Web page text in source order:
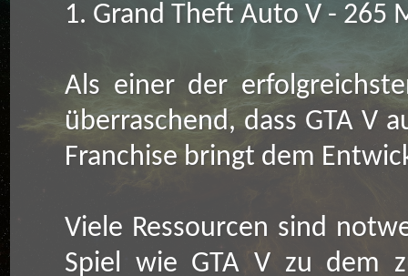
1. Grand Theft Auto V - 265
Als einer der
überraschend, dass GTA V
Franchise bringt dem
Viele Ressourcen sind
Spiel wie GTA V zu dem